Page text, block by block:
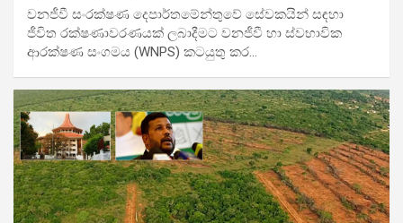
වනජීවී සංරක්ෂණ දෙපාර්තමේන්තුවේ සේවකයින් සඳහා
ජීවිත රක්ෂණාවරණයක් ලබාදීමට වනජීවී හා ස්වභාවික
ආරක්ෂණ සංගමය (WNPS) කටයුතු කර…